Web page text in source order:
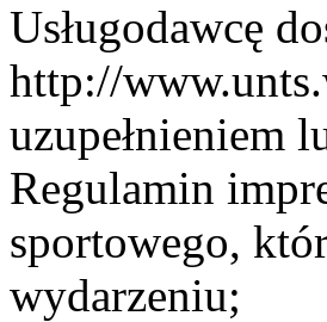
Usługodawcę
http://
uzupełnieniem
Regulamin
sportowego,
wydarzeniu;